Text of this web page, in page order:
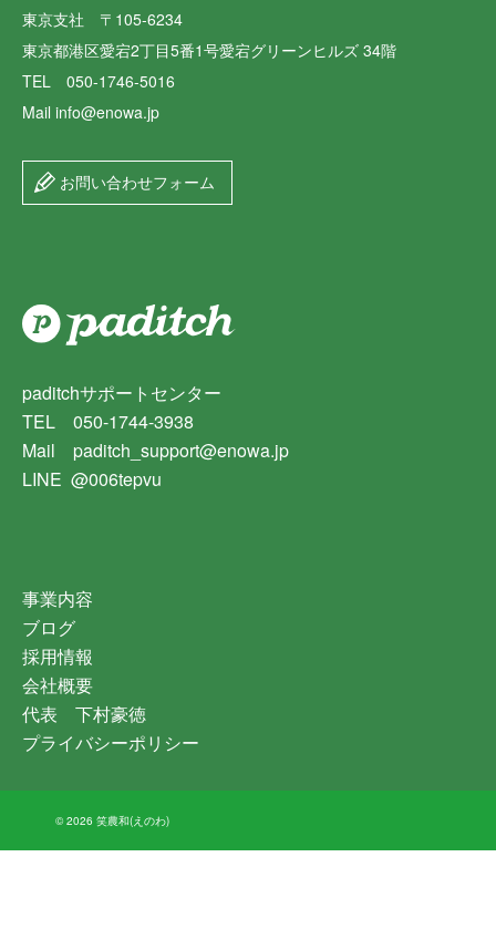
東京支社 〒105-6234
東京都港区愛宕2丁目5番1号愛宕グリーンヒルズ 34階
TEL 050-1746-5016
Mail info@enowa.jp
お問い合わせフォーム
paditchサポートセンター
TEL 050-1744-3938
Mail paditch_support@enowa.jp
LINE @006tepvu
事業内容
ブログ
採用情報
会社概要
代表 下村豪徳
プライバシーポリシー
© 2026 笑農和(えのわ)